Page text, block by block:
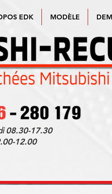
EDK MODÈLE
08.30-17.30
12.00